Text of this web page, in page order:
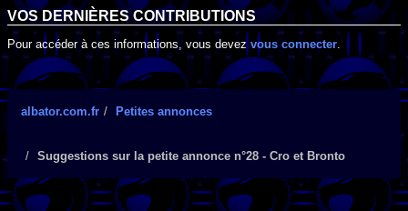
VOS DERNIÈRES CONTRIBUTIONS
Pour accéder à ces informations, vous devez vous connecter.
albator.com.fr Petites annonces
Suggestions sur la petite annonce n°28 - Cro et Bronto